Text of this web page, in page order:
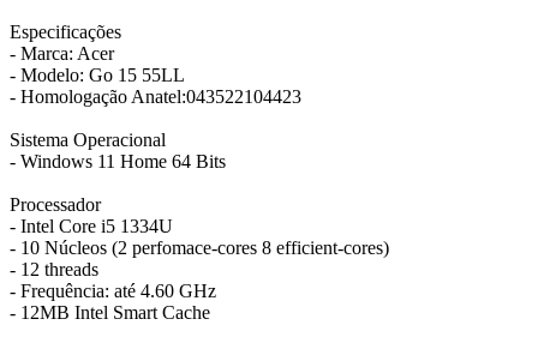
Especificações
- Marca: Acer
- Modelo: Go 15 55LL
- Homologação Anatel:043522104423
Sistema Operacional
- Windows 11 Home 64 Bits
Processador
- Intel Core i5 1334U
- 10 Núcleos (2 perfomace-cores 8 efficient-cores)
- 12 threads
- Frequência: até 4.60 GHz
- 12MB Intel Smart Cache